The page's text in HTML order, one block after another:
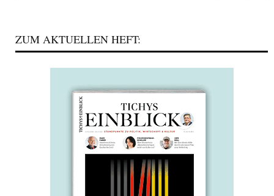
ZUM AKTUELLEN HEFT: